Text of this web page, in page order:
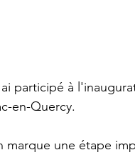
participé à
en-Quercy.
marque une étape